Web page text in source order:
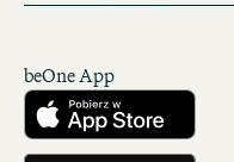
beOne App
Pobierz w App Store